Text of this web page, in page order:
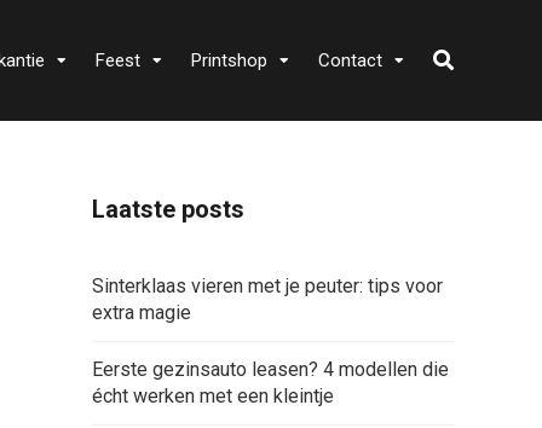
Feest Printshop Contact
Laatste posts
Sinterklaas vieren met je peuter: tips voor
extra magie
Eerste gezinsauto leasen? 4 modellen die
écht werken met een kleintje